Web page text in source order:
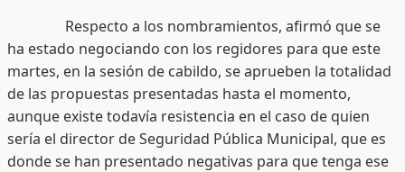
Respecto a los nombramientos, afirmó que se
ha estado negociando con los regidores para que este
martes, en la sesión de cabildo, se aprueben la totalidad
de las propuestas presentadas hasta el momento,
aunque existe todavía resistencia en el caso de quien
sería el director de Seguridad Pública Municipal, que es
donde se han presentado negativas para que tenga ese